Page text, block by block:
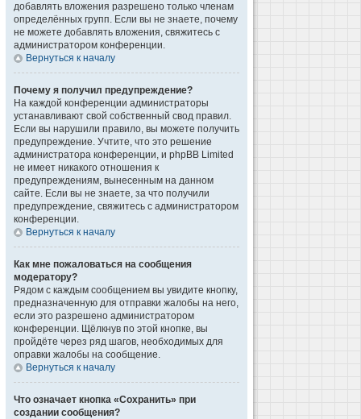
добавлять вложения разрешено только членам
определённых групп. Если вы не знаете, почему
не можете добавлять вложения, свяжитесь с
администратором конференции.
Вернуться к началу
Почему я получил предупреждение?
На каждой конференции администраторы
устанавливают свой собственный свод правил.
Если вы нарушили правило, вы можете получить
предупреждение. Учтите, что это решение
администратора конференции, и phpBB Limited
не имеет никакого отношения к
предупреждениям, вынесенным на данном
сайте. Если вы не знаете, за что получили
предупреждение, свяжитесь с администратором
конференции.
Вернуться к началу
Как мне пожаловаться на сообщения
модератору?
Рядом с каждым сообщением вы увидите кнопку,
предназначенную для отправки жалобы на него,
если это разрешено администратором
конференции. Щёлкнув по этой кнопке, вы
пройдёте через ряд шагов, необходимых для
оправки жалобы на сообщение.
Вернуться к началу
Что означает кнопка «Сохранить» при
создании сообщения?